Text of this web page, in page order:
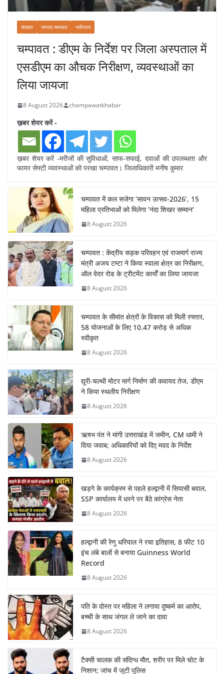
चंपावत जनपद चम्पावत नवीनतम
चम्पावत : डीएम के निर्देश पर जिला अस्पताल में
एसडीएम का औचक निरीक्षण, व्यवस्थाओं का
लिया जायजा
8 August 2026 champawatkhabar
ख़बर शेयर करें -
ख़बर शेयर करें -मरीजों की सुविधाओं, साफ-सफाई, दवाओं की उपलब्धता और
फायर सेफ्टी व्यवस्थाओं को परखा चम्पावत। जिलाधिकारी मनीष कुमार
चम्पावत में कल सजेगा ‘सावन उत्सव-2026’, 15
महिला प्रतिभाओं को मिलेगा ‘नंदा शिखर सम्मान’
8 August 2026
चम्पावत : केंद्रीय सड़क परिवहन एवं राजमार्ग राज्य
मंत्री अजय टम्टा ने किया स्वाला क्षेत्र का निरीक्षण,
ऑल वेदर रोड के ट्रीटमेंट कार्यों का लिया जायजा
8 August 2026
चम्पावत के सीमांत क्षेत्रों के विकास को मिली रफ्तार,
58 योजनाओं के लिए 10.47 करोड़ से अधिक
स्वीकृत
8 August 2026
द्यूरी-चल्थी मोटर मार्ग निर्माण की कवायद तेज, डीएम
ने किया स्थलीय निरीक्षण
8 August 2026
ऋषभ पंत ने मांगी उत्तराखंड में जमीन, CM धामी ने
दिया जवाब; अधिकारियों को दिए मदद के निर्देश
8 August 2026
खड़गे के कार्यक्रम से पहले हल्द्वानी में सियासी बवाल,
SSP कार्यालय में धरने पर बैठे कांग्रेस नेता
8 August 2026
हल्द्वानी की रेणु धरियाल ने रचा इतिहास, 8 फीट 10
इंच लंबे बालों से बनाया Guinness World
Record
8 August 2026
पति के दोस्त पर महिला ने लगाया दुष्कर्म का आरोप,
बच्ची के साथ जंगल ले जाने का दावा
8 August 2026
टैक्सी चालक की संदिग्ध मौत, शरीर पर मिले चोट के
निशान; जांच में जुटी पुलिस